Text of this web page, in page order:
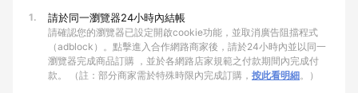
1. 請於同一瀏覽器24小時內結帳
請確認您的瀏覽器已設定開啟cookie功能，並取消廣告阻擋程式
（adblock）。點擊進入合作網路商家後，請於24小時內並以同一
瀏覽器完成商品訂購 ，並於各網路店家規範之付款期間內完成付
款。 （註：部分商家需於特殊時限內完成訂購， 按此看明細。）